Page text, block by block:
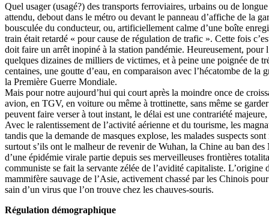
Quel usager (usagé?) des transports ferroviaires, urbains ou de
attendu, debout dans le métro ou devant le panneau d’affiche de la
bousculée du conducteur, ou, artificiellement calme d’une boîte
train était retardé « pour cause de régulation de trafic ». Cette fois
doit faire un arrêt inopiné à la station pandémie. Heureusement, pour
quelques dizaines de milliers de victimes, et à peine une poignée de
centaines, une goutte d’eau, en comparaison avec l’hécatombe de la
la Première Guerre Mondiale.
Mais pour notre aujourd’hui qui court après la moindre once de
avion, en TGV, en voiture ou même à trottinette, sans même se
peuvent faire verser à tout instant, le délai est une contrariété
Avec le ralentissement de l’activité aérienne et du tourisme, les
tandis que la demande de masques explose, les malades suspects
surtout s’ils ont le malheur de revenir de Wuhan, la Chine au ban
d’une épidémie virale partie depuis ses merveilleuses frontières
communiste se fait la servante zélée de l’avidité capitaliste. L’origine
mammifère sauvage de l’Asie, activement chassé par les Chinois
sain d’un virus que l’on trouve chez les chauves-souris.
Régulation démographique